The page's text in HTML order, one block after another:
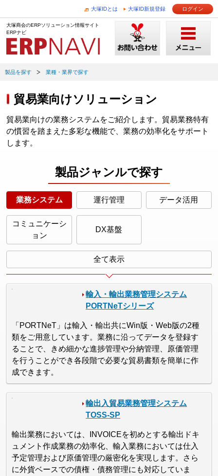
大塚IDとは 大塚ID新規登録 ログイン
大塚商会のERPソリューション情報サイト
ERPナビ
製品を探す 業種・業界で探す
貿易業向けソリューション
貿易業向けの業務システムをご紹介します。貿易業務特有
の慣習を踏まえた多彩な機能で、業務の効率化をサポート
します。
製品ジャンルで探す
業務システム 運行管理 データ活用
コミュニケーシ
ョン
DX基盤
全て表示
輸入・輸出業務管理システム
PORTNeTシリーズ
「PORTNeT」は輸入・輸出共にWin版・Web版の2種
類をご用意しています。業務に沿ってデータを登録す
ることで、きめ細かな進捗管理や分納管理、原価管理
を行うことができ各段階で必要な貿易書類を簡単に作
成できます。
輸出入貿易業務管理システム
TOSS-SP
輸出業務においては、INVOICEを初めとする輸出ドキ
ュメント作成業務の効率化、輸入業務においては仕入
予定管理および原価管理の厳密化を実現します。さら
に外貨ベースでの債権・債務管理にも対応していま